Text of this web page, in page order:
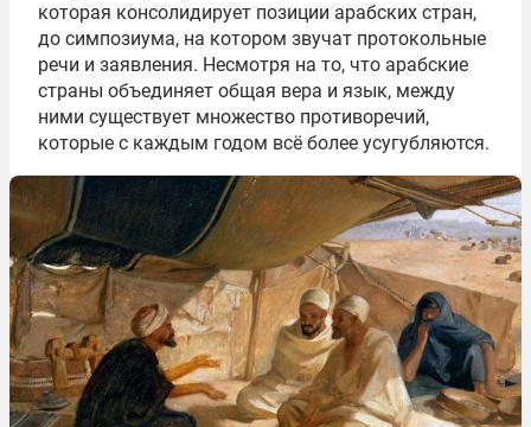
которая консолидирует позиции арабских стран,
до симпозиума, на котором звучат протокольные
речи и заявления. Несмотря на то, что арабские
страны объединяет общая вера и язык, между
ними существует множество противоречий,
которые с каждым годом всё более усугубляются.